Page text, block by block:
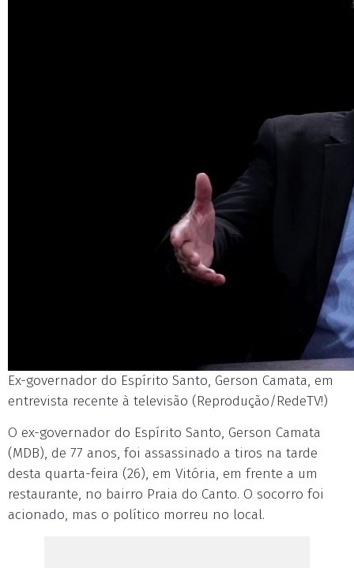
Ex-governador do Espírito Santo, Gerson Camata, em
entrevista recente à televisão (Reprodução/RedeTV!)
O ex-governador do Espírito Santo, Gerson Camata
(MDB), de 77 anos, foi assassinado a tiros na tarde
desta quarta-feira (26), em Vitória, em frente a um
restaurante, no bairro Praia do Canto. O socorro foi
acionado, mas o político morreu no local.